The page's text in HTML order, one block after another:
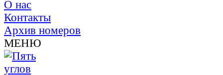
О нас
Контакты
Архив номеров
МЕНЮ